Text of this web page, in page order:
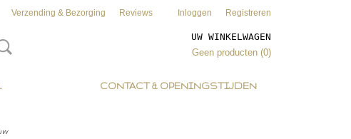
Verzending & Bezorging Reviews Inloggen Registreren
UW WINKELWAGEN
Geen producten (0)
CONTACT & OPENINGSTIJDEN